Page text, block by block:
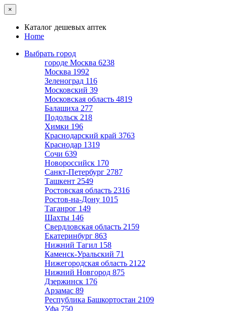
×
Каталог дешевых аптек
Home
Выбрать город
городе Москва 6238
Москва 1992
Зеленоград 116
Московский 39
Московская область 4819
Балашиха 277
Подольск 218
Химки 196
Краснодарский край 3763
Краснодар 1319
Сочи 639
Новороссийск 170
Санкт-Петербург 2787
Ташкент 2549
Ростовская область 2316
Ростов-на-Дону 1015
Таганрог 149
Шахты 146
Свердловская область 2159
Екатеринбург 863
Нижний Тагил 158
Каменск-Уральский 71
Нижегородская область 2122
Нижний Новгород 875
Дзержинск 176
Арзамас 89
Республика Башкортостан 2109
Уфа 750